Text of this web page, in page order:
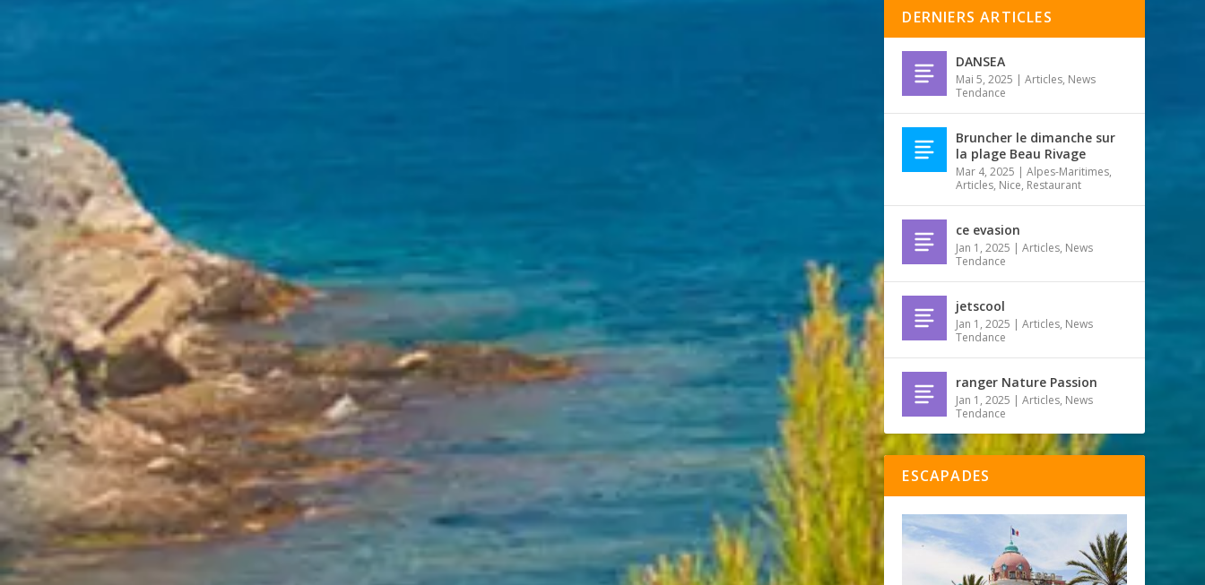
DERNIERS ARTICLES
DANSEA
Mai 5, 2025 |Articles, News
Tendance
Bruncher le dimanche sur
la plage Beau Rivage
Mar 4, 2025 |Alpes-Maritimes,
Articles, Nice, Restaurant
ce evasion
Jan 1, 2025 |Articles, News
Tendance
jetscool
Jan 1, 2025 |Articles, News
Tendance
ranger Nature Passion
Jan 1, 2025 |Articles, News
Tendance
ESCAPADES